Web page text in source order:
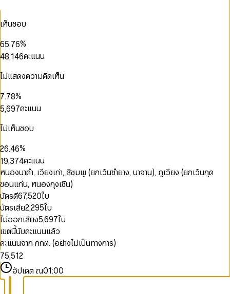
เห็นชอบ
2
4
6
7
8
9
3
5
6
7
8
9
.
5
7
8
9
4
6
7
8
9
%
0
1
3
4
6
8
9
4
5
7
8,
0
1
3
5
6
7
8
9
1
3
4
6
8
9
3
4
5
6
8
คะแนน
ไม่แสดงความคิดเห็น
1
2
3
5
7
8
9
.
1
2
3
5
7
8
9
0
2
3
4
6
8
9
%
0
1
2
4
5
7
9
,
0
1
2
3
5
6
8
0
2
3
4
6
8
9
0
1
2
3
4
5
6
7
9
คะแนน
ไม่เห็นชอบ
0
2
3
4
5
6
7
8
9
0
1
2
4
6
7
8
9
.
0
2
4
5
6
7
8
9
0
1
2
4
6
7
8
9
%
1
2
3
4
5
6
7
8
9
0
2
3
4
5
6
8
9,
0
2
3
4
5
6
7
8
9
0
1
2
3
4
6
7
8
9
1
2
3
4
5
6
7
8
9
คะแนน
หนองนาคำ, เวียงเก่า, สีชมพู (ยกเว้นซำยาง, นาจาน), ภูเวียง (ยกเว้นกุด
ขอนแก่น, หนองกุงเซิน)
บัตรดี67,520ใบ
บัตรเสีย2,295ใบ
ไม่ออกเสียง5,697ใบ
เขตนี้นับคะแนนแล้ว
คะแนนจาก กกต. (อย่างไม่เป็นทางการ)
0
1
2
3
4
5
6
7
8
9
0
1
2
3
4
5
6
7
8
,
0
1
2
3
4
5
6
7
0
1
2
3
0
1
2
3
4
อัปเดต ณ01:00